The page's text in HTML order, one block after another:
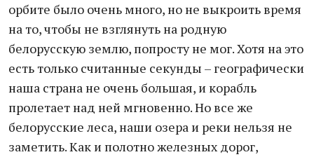
орбите было очень много, но не выкроить время
на то, чтобы не взглянуть на родную
белорусскую землю, попросту не мог. Хотя на это
есть только считанные секунды – географически
наша страна не очень большая, и корабль
пролетает над ней мгновенно. Но все же
белорусские леса, наши озера и реки нельзя не
заметить. Как и полотно железных дорог,